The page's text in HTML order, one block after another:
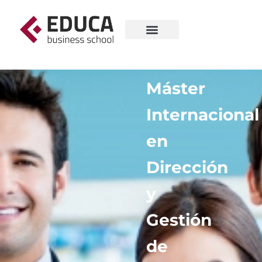
Máster
Internacional
en
Dirección
y
Gestión
de